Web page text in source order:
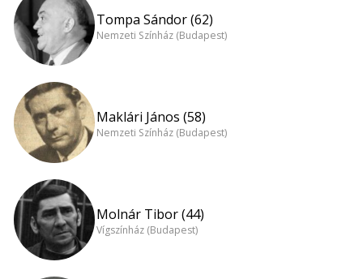
Tompa Sándor (62)
Nemzeti Színház (Budapest)
Maklári János (58)
Nemzeti Színház (Budapest)
Molnár Tibor (44)
Vígszínház (Budapest)